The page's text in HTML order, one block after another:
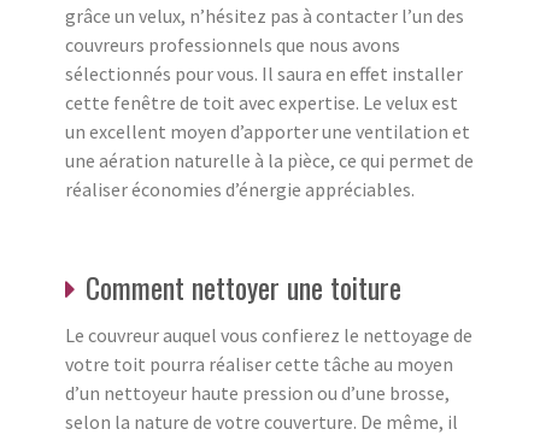
grâce un velux, n’hésitez pas à contacter l’un des
couvreurs professionnels que nous avons
sélectionnés pour vous. Il saura en effet installer
cette fenêtre de toit avec expertise. Le velux est
un excellent moyen d’apporter une ventilation et
une aération naturelle à la pièce, ce qui permet de
réaliser économies d’énergie appréciables.
Comment nettoyer une toiture
Le couvreur auquel vous confierez le nettoyage de
votre toit pourra réaliser cette tâche au moyen
d’un nettoyeur haute pression ou d’une brosse,
selon la nature de votre couverture. De même, il